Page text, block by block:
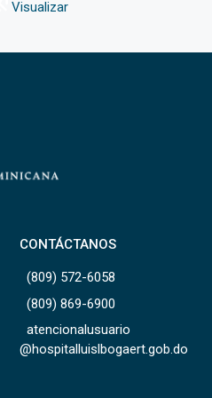
Visualizar
CONTÁCTANOS
(809) 572-6058
(809) 869-6900
atencionalusuario
@hospitalluislbogaert.gob.do